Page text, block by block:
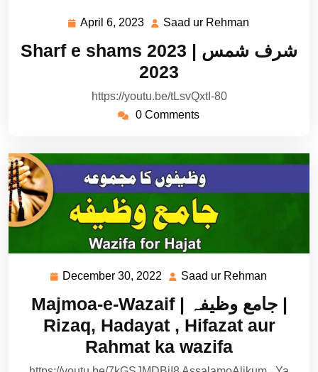
April 6, 2023 April
2023
Saad ur Rehman
Rehman
Sharf e shams 2023 | شرف شمس
2023
https://youtu.be/tLsvQxtI-80
0 Comments
December 30, 2022 December
2022
Saad ur Rehman
Rehman
Majmoa-e-Wazaif | جامع وظیفہ |
Rizaq, Hadayat , Hifazat aur
Rahmat ka wazifa